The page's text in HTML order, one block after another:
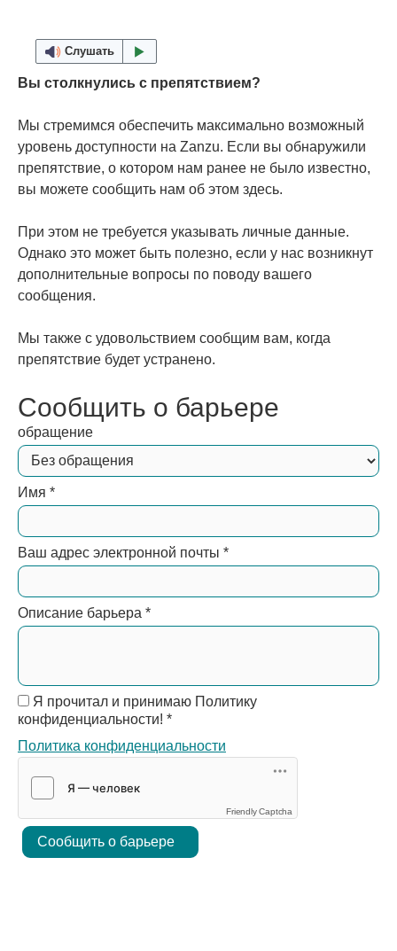
Слушать
Вы столкнулись с препятствием?
Мы стремимся обеспечить максимально возможный
уровень доступности на Zanzu. Если вы обнаружили
препятствие, о котором нам ранее не было известно,
вы можете сообщить нам об этом здесь.
При этом не требуется указывать личные данные.
Однако это может быть полезно, если у нас возникнут
дополнительные вопросы по поводу вашего
сообщения.
Мы также с удовольствием сообщим вам, когда
препятствие будет устранено.
Сообщить о барьере
обращение
Имя *
Ваш адрес электронной почты *
Описание барьера *
Я прочитал и принимаю Политику
конфиденциальности! *
Политика конфиденциальности
Friendly Captcha
Сообщить о барьере